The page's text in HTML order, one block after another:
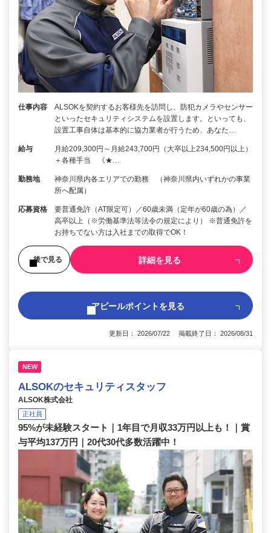
仕事内容
ALSOKを契約するお客様先を訪問し、防犯カメラやセンサー
といったセキュリティシステムを設置します。といっても、
設置工事自体は基本的に協力業者が行うため、あなた…
給与
月給209,300円～月給243,700円（大卒以上234,500円以上）
＋各種手当 《★…
勤務地
神奈川県内各エリアでの勤務 （神奈川県内いずれかの事業
所へ配属）
応募資格
要普通免許（AT限定可）／60歳未満（定年が60歳の為）／
高卒以上（※労働基準法等法令の規定により） ※普通免許を
お持ちでない方は入社までの取得でOK！
後で見る 詳細を見る
アピールポイントを見る
更新日： 2026/07/22 掲載終了日： 2026/08/31
NEW
ALSOKのセキュリティスタッフ
ALSOK株式会社
正社員
95%が未経験スタート｜1年目で月収33万円以上も！｜賞
与平均137万円｜20代30代多数活躍中！